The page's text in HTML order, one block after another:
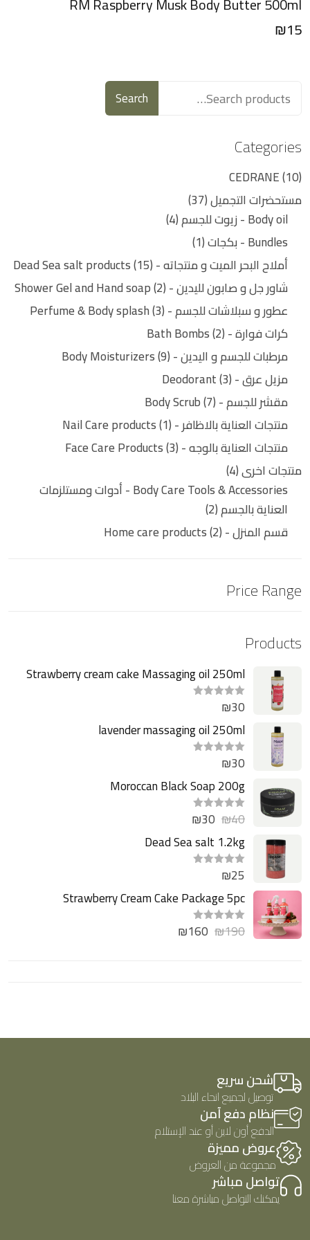
₪15
Search
Categories
CEDRANE 10
مستحضرات التجميل 37
Body oil - زيوت للجسم
4
Bundles - بكجات
1
أملاح البحر الميت و منتجاته - Dead Sea salt products 15
شاور جل و صابون لليدين - Shower Gel and Hand soap 2
عطور و سبلاشات للجسم - Perfume & Body splash 3
كرات فوارة - Bath Bombs 2
مرطبات للجسم و اليدين - Body Moisturizers 9
مزيل عرق - Deodorant 3
مقشر للجسم - Body Scrub 7
منتجات العناية بالاظافر - Nail Care products 1
منتجات العناية بالوجه - Face Care Products 3
منتجات اخرى 4
Body Care Tools & Accessories - أدوات ومستلزمات
العناية بالجسم 2
قسم المنزل - Home care products 2
Price Range
Products
Strawberry cream cake Massaging oil 250ml
ت
م
ا
ل
ت
ق
ي
م
0
م
5
₪30
lavender massaging oil 250ml
ت
م
ل
ت
ق
ي
م
0
م
5
₪30
Moroccan Black Soap 200g
ت
م
ل
ت
ق
ي
م
0
م
5
₪40
₪30
Dead Sea salt 1.2kg
ت
م
ل
ت
ق
ي
₪25
Strawberry Cream Cake Package 5pc
ت
م
₪190
₪160
شحن سريع
توصيل لجميع انحاء البلاد
نظام دفع آمن
الدفع أون لاين أو عند الإستلام
عروض مميزة
مجموعة من العروض
تواصل مباشر
يمكنك التواصل مباشرة معنا